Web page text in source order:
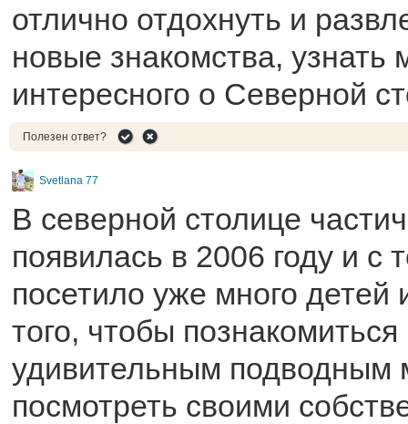
отлично отдохнуть и
новые знакомства, узнать
интересного о Северной
Полезен ответ?
Svetlana 77
В северной столице
появилась в 2006 году и с
посетило уже много детей
того, чтобы
удивительным подводным
посмотреть своими